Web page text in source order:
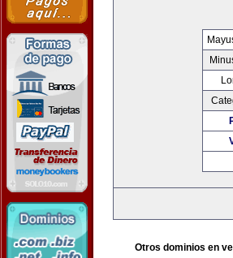
Otros dominios en